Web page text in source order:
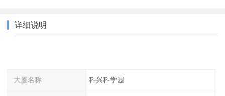
详细说明
大厦名称 科兴科学园